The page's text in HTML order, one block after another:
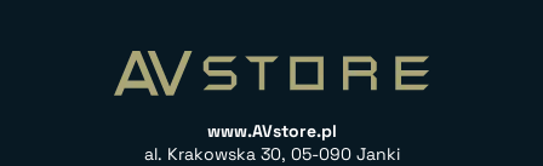
www.AVstore.pl
al. Krakowska 30, 05-090 Janki